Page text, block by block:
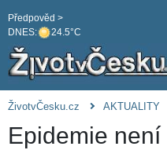
DNES: 24.5°C
Předpověd >
ŽivotvČesku.cz AKTUALITY
Epidemie není